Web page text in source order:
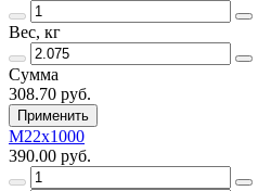
Вес, кг
Сумма
308.70 руб.
Применить
М22х1000
390.00 руб.